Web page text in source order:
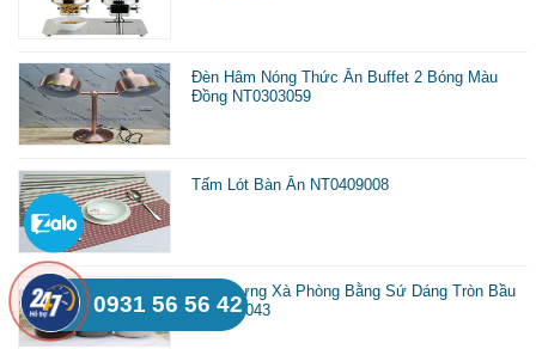
Đèn Hâm Nóng Thức Ăn Buffet 2 Bóng Màu
Đồng NT0303059
Tấm Lót Bàn Ăn NT0409008
Bình Đựng Xà Phòng Bằng Sứ Dáng Tròn Bầu
NT0218043
0931 56 56 42